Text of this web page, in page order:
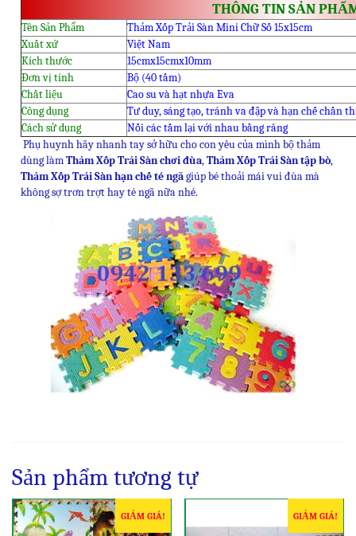
THÔNG TIN SẢN
Tên Sản Phẩm
Thảm Xốp Trải Sàn Mini Chữ Số 15x15cm
Xuất xứ
Việt Nam
Kích thước
15cmx15cmx10mm
Đơn vị tính
Bộ (40 tấm)
Chất liệu
Cao su và hạt nhựa Eva
Công dụng
Tư duy, sáng tạo, tránh va đập và hạn chế chấn
Cách sử dụng
Nối các tấm lại với nhau bằng răng
Phụ huynh hãy nhanh tay sở hữu cho con yêu của mình bộ thảm
dùng làmThảm Xốp Trải Sàn chơi đùa,Thảm Xốp Trải Sàn tập bò,
Thảm Xốp Trải Sàn hạn chế té ngãgiúp bé thoải mái vui đùa mà
không sợ trơn trợt hay té ngã nữa nhé.
Sản phẩm tương tự
GIẢM GIÁ! GIẢM GIÁ!